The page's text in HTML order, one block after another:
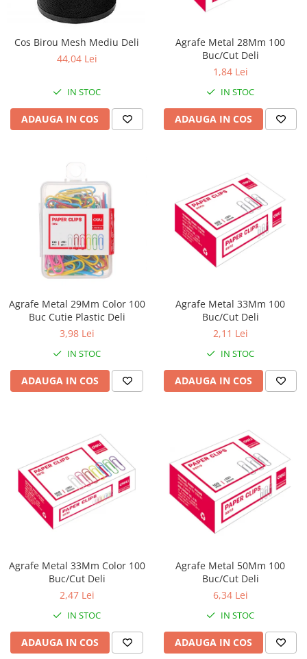
Perforatoare
Suporturi pentru accesorii
Suporturi pentru documente
Tusuri si tusiere
Europubele
Hartie igienica
Produse din hartie
Prosoape din hartie
Sapunuri si dezinfectanti
Uz universal
Cos Birou Mesh Mediu Deli
44,04 Lei
IN STOC
ADAUGA IN COS
Agrafe Metal 28Mm 100
Buc/Cut Deli
1,84 Lei
IN STOC
ADAUGA IN COS
Agrafe Metal 29Mm Color 100
Buc Cutie Plastic Deli
3,98 Lei
IN STOC
ADAUGA IN COS
Agrafe Metal 33Mm 100
Buc/Cut Deli
2,11 Lei
IN STOC
ADAUGA IN COS
Agrafe Metal 33Mm Color 100
Buc/Cut Deli
2,47 Lei
IN STOC
ADAUGA IN COS
Agrafe Metal 50Mm 100
Buc/Cut Deli
6,34 Lei
IN STOC
ADAUGA IN COS